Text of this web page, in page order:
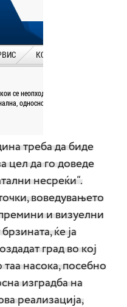
треба да биде
цел да го доведе
несреќи“.
воведувањето
и визуелни
ќе ја
град во кој
насока, посебно
изградба на
реализација,